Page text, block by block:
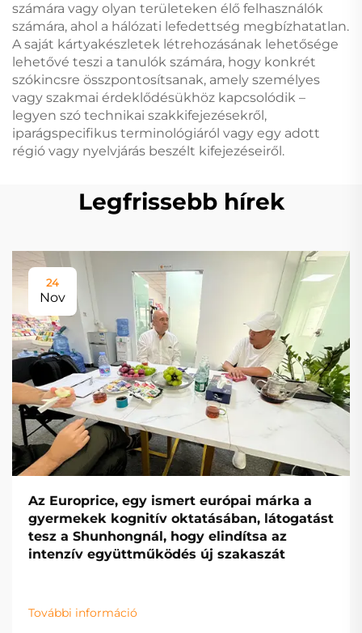
számára vagy olyan területeken élő felhasználók
számára, ahol a hálózati lefedettség megbízhatatlan.
A saját kártyakészletek létrehozásának lehetősége
lehetővé teszi a tanulók számára, hogy konkrét
szókincsre összpontosítsanak, amely személyes
vagy szakmai érdeklődésükhöz kapcsolódik –
legyen szó technikai szakkifejezésekről,
iparágspecifikus terminológiáról vagy egy adott
régió vagy nyelvjárás beszélt kifejezéseiről.
Legfrissebb hírek
24
Nov
Az Europrice, egy ismert európai márka a
gyermekek kognitív oktatásában, látogatást
tesz a Shunhongnál, hogy elindítsa az
intenzív együttműködés új szakaszát
További információ